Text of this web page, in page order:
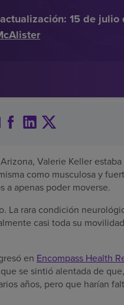
15 de julio
Valerie Keller
como musculosa y
a apenas poder moverse.
La rara condición
casi toda su
en Encompass Health
se sintió alentada de
años, pero que harían